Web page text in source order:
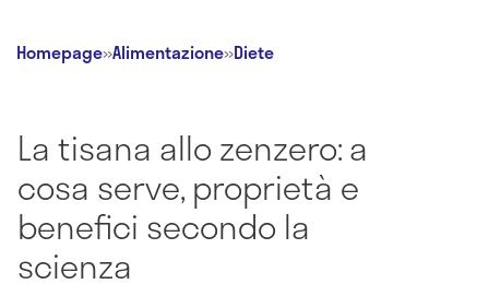
Homepage»Alimentazione»Diete
La tisana allo zenzero: a
cosa serve, proprietà e
benefici secondo la
scienza